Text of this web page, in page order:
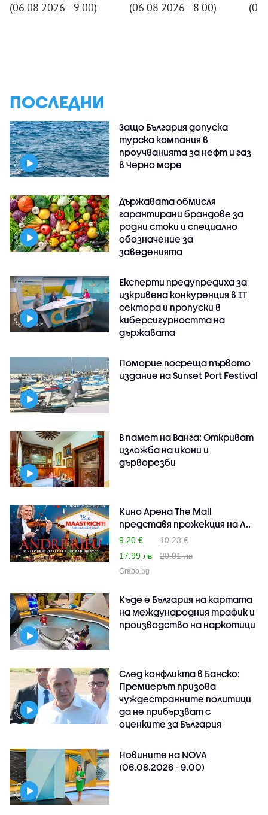
(06.08.2026 - 9.00)
(06.08.2026 - 8.00)
ПОСЛЕДНИ
Защо България допуска
турска компания в
проучванията за нефт и газ
в Черно море
Държавата обмисля
гарантирани брандове за
родни стоки и специално
обозначение за
заведенията
Експерти предупредиха за
изкривена конкуренция в IT
сектора и пропуски в
киберсигурността на
държавата
Поморие посреща първото
издание на Sunset Port Festival
В памет на Ванга: Откриват
изложба на икони и
дърворезби
Кино Арена The Mall
представя прожекция на Л..
9.20 €
10.23 €
17.99 лв
20.01 лв
Grabo.bg
Къде е България на картата
на международния трафик и
производство на наркотици
След конфликта в Банско:
Премиерът призова
чуждестранните политици
да не прибързват с
оценките за България
Новините на NOVA
(06.08.2026 - 9.00)